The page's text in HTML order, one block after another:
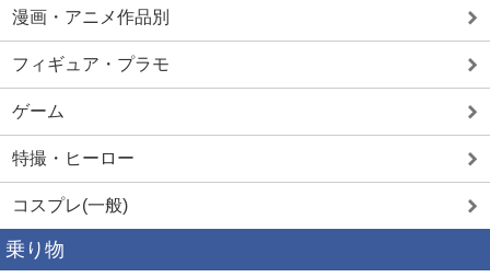
漫画・アニメ作品別
フィギュア・プラモ
ゲーム
特撮・ヒーロー
コスプレ(一般)
乗り物